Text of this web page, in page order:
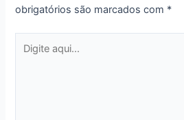
obrigatórios são marcados com *
aqui...